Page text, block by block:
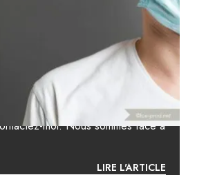
– FAIRE ACCOMPAGNER
POUR LES AIDER
CETTE SITUATION
un psychologue du travail dont
moi. Nous sommes face à
LIRE L'ARTICLE